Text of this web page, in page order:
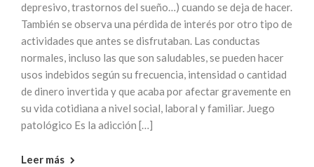
depresivo, trastornos del sueño…) cuando se deja de hacer.
También se observa una pérdida de interés por otro tipo de
actividades que antes se disfrutaban. Las conductas
normales, incluso las que son saludables, se pueden hacer
usos indebidos según su frecuencia, intensidad o cantidad
de dinero invertida y que acaba por afectar gravemente en
su vida cotidiana a nivel social, laboral y familiar. Juego
patológico Es la adicción […]
Leer más